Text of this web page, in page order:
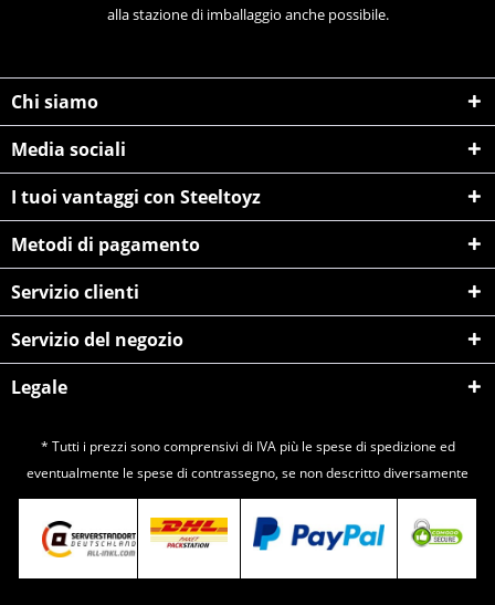
alla stazione di imballaggio anche possibile.
Chi siamo
Media sociali
I tuoi vantaggi con Steeltoyz
Metodi di pagamento
Servizio clienti
Servizio del negozio
Legale
* Tutti i prezzi sono comprensivi di IVA più le spese di spedizione ed
eventualmente le spese di contrassegno, se non descritto diversamente